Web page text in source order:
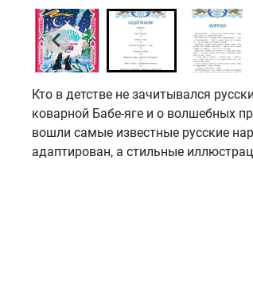
Кто в детстве не зачитывался
коварной Бабе-яге и о волшебных
вошли самые известные русские
адаптирован, а стильные